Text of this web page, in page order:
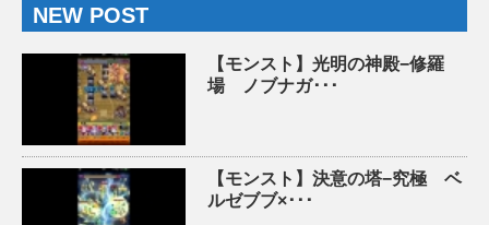
NEW POST
【モンスト】光明の神殿−修羅
場 ノブナガ･･･
【モンスト】決意の塔−究極 ベ
ルゼブブ×･･･